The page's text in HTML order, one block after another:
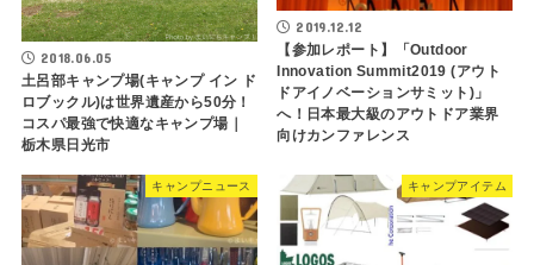
2018.06.05
土呂部キャンプ場(キャンプ イン ド
ロブックル)は世界遺産から50分！
コスパ最強で快適なキャンプ場｜
栃木県日光市
2019.12.12
【参加レポート】「Outdoor
Innovation Summit2019 (アウト
ドアイノベーションサミット)」
へ！日本最大級のアウトドア業界
向けカンファレンス
キャンプニュース キャンプアイテム